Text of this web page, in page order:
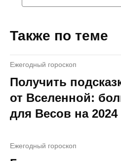
Также по теме
Ежегодный гороскоп
Получить
от Вселенной:
для Весов на 2024
Ежегодный гороскоп